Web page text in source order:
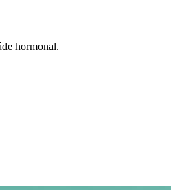
hormonal.